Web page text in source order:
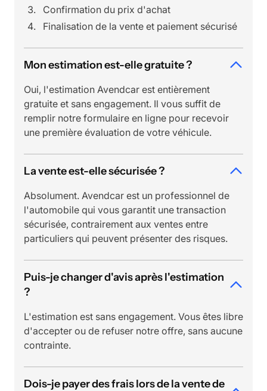
Confirmation du prix d'achat
Finalisation de la vente et paiement sécurisé
Mon estimation est-elle gratuite ?
Oui, l'estimation Avendcar est entièrement
gratuite et sans engagement. Il vous suffit de
remplir notre formulaire en ligne pour recevoir
une première évaluation de votre véhicule.
La vente est-elle sécurisée ?
Absolument. Avendcar est un professionnel de
l'automobile qui vous garantit une transaction
sécurisée, contrairement aux ventes entre
particuliers qui peuvent présenter des risques.
Puis-je changer d'avis après l'estimation
?
L'estimation est sans engagement. Vous êtes libre
d'accepter ou de refuser notre offre, sans aucune
contrainte.
Dois-je payer des frais lors de la vente de